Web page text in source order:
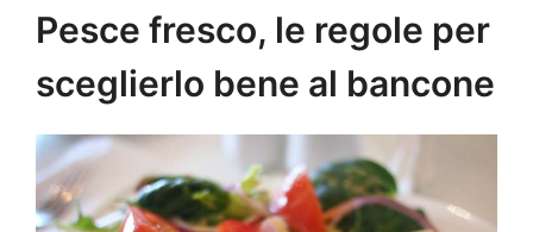
Pesce fresco, le regole per
sceglierlo bene al bancone